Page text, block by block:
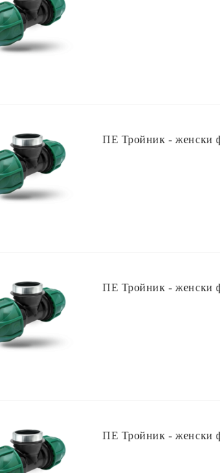
ПЕ Тройник - женски
ПЕ Тройник - женски
ПЕ Тройник - женски